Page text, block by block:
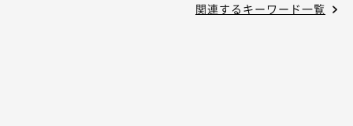
関連するキーワード一覧